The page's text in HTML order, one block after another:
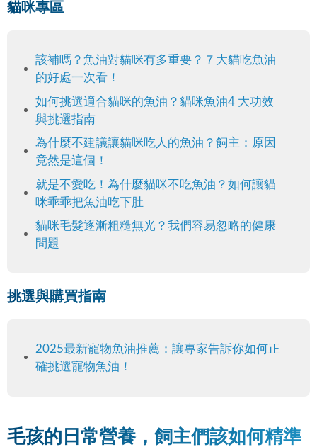
貓咪專區
該補嗎？魚油對貓咪有多重要？７大貓吃魚油
的好處一次看！
如何挑選適合貓咪的魚油？貓咪魚油4 大功效
與挑選指南
為什麼不建議讓貓咪吃人的魚油？飼主：原因
竟然是這個！
就是不愛吃！為什麼貓咪不吃魚油？如何讓貓
咪乖乖把魚油吃下肚
貓咪毛髮逐漸粗糙無光？我們容易忽略的健康
問題
挑選與購買指南
2025最新寵物魚油推薦：讓專家告訴你如何正
確挑選寵物魚油！
毛孩的日常營養，飼主們該如何精準